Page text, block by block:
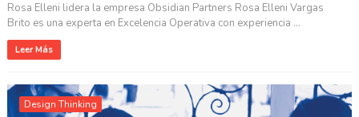
Rosa Elleni lidera la empresa Obsidian Partners Rosa Elleni Vargas
Brito es una experta en Excelencia Operativa con experiencia ...
Leer Más
Design Thinking